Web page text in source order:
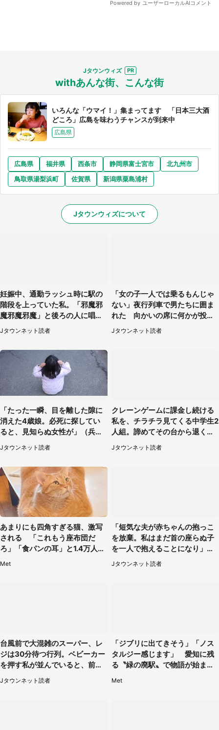
Jタウンウィズ
withあんな街、こんな街
いろんな「ウマイ！」集まってます 「日本三大酒
どころ」広島を味わうチャンスが到来中
広島県
広島県 福井県 西条市 静岡県富士宮市
北九州市
鳥取県湯梨浜町
佐賀県 新潟県粟島浦村
Jタウンウィズについて
妊娠中、通勤ラッシュ時に駅の
階段を上っていた私。「邪魔邪
魔邪魔邪魔」と後ろの人に唱え
られて（神奈川県・30代女性）
Jタウンネット読者
「女の子一人では乗るもんじゃ
ない」夜行列車で男たちに囲ま
れた 向かいの席に何かが投げ
られて（秋田県・60代女性）
Jタウンネット読者
「たった一瞬、目を離した隙に
消えた4歳娘。必死に探してい
ると、見知らぬ女性が」（兵庫
県・40代女性）
Jタウンネット読者
クレーンゲームに課金し続ける
私を、チラチラ見てくる中学生2
人組。諦めてその台から退く
と、後ろから声が（東京都・40
代女性）
Jタウンネット読者
あまりにも四角すぎる猫、激写
される 「これもう座布団だ
ろ」「食パンの耳」と1.4万人困
Met
「短気な夫が赤ちゃんの抱っこ
を放棄。私はまだ首の座らぬ子
を一人で抱えることになり」
（岩手県・40代女性）
Jタウンネット読者
台風前で大混雑のスーパー、レ
ジは30分待つ行列。ベビーカー
を押す私が並んでいると、前の
Jタウンネット読者
「ジブリに出てきそう」「ノス
タルジー感じます」 愛知に残
る〝緑の廃駅〟で物語が始まり
Met